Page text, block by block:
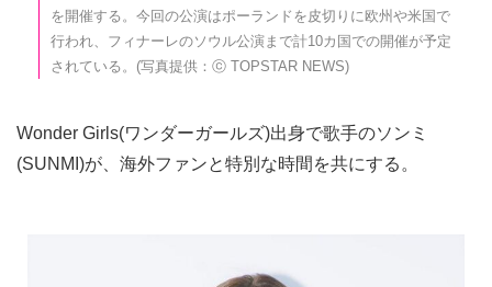
を開催する。今回の公演はポーランドを皮切りに欧州や米国で
行われ、フィナーレのソウル公演まで計10カ国での開催が予定
されている。(写真提供：ⓒ TOPSTAR NEWS)
Wonder Girls(ワンダーガールズ)出身で歌手のソンミ
(SUNMI)が、海外ファンと特別な時間を共にする。